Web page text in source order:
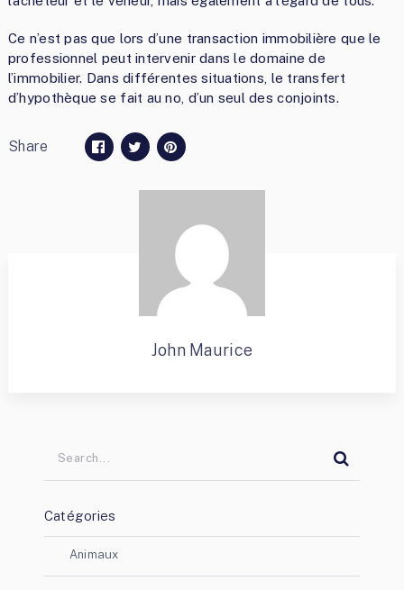
Ce n’est pas que lors d’une transaction immobilière que le
professionnel peut intervenir dans le domaine de
l’immobilier. Dans différentes situations, le transfert
d’hypothèque se fait au no, d’un seul des conjoints.
Share
John Maurice
Catégories
Animaux